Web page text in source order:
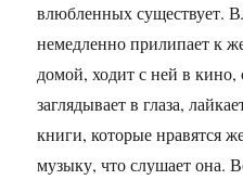
влюбленных существует.
немедленно прилипает к
домой, ходит с ней в кино,
заглядывает в глаза,
книги, которые нравятся
музыку, что слушает она.